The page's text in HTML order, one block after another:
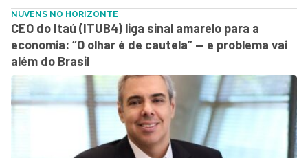
NUVENS NO HORIZONTE
CEO do Itaú (ITUB4) liga sinal amarelo para a
economia: “O olhar é de cautela” — e problema vai
além do Brasil